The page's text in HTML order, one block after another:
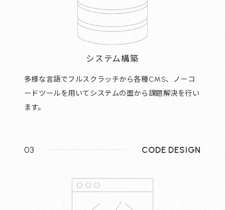
システム構築
多様な言語でフルスクラッチから各種CMS、ノーコ
ードツールを用いてシステムの面から課題解決を行い
ます。
03 CODE DESIGN